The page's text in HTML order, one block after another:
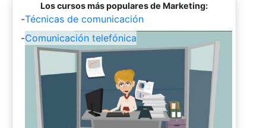
Los cursos más populares de Marketing:
-Técnicas de comunicación
-Comunicación telefónica